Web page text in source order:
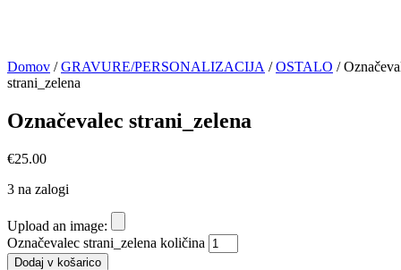
Domov /GRAVURE/PERSONALIZACIJA /OSTALO /
strani_zelena
Označevalec strani_zelena
€25.00
3 na zalogi
Upload an image:
Označevalec strani_zelena količina
Dodaj v košarico